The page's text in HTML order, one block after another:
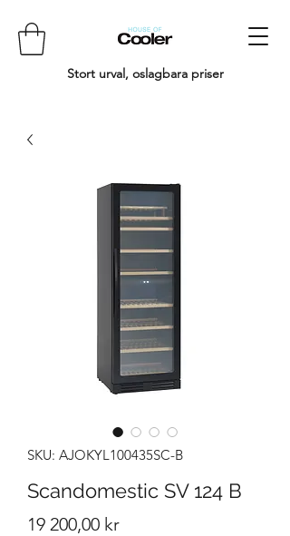
Stort urval, oslagbara priser
SKU: AJOKYL100435SC-B
Scandomestic SV 124 B
19 200,00 krPris